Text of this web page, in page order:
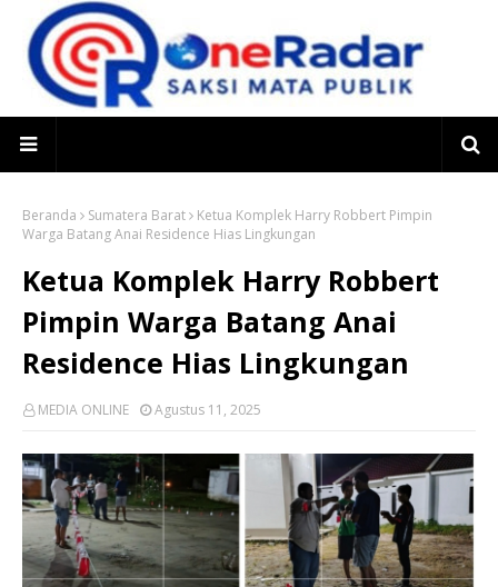
Beranda Sumatera Barat
Ketua Komplek Harry Robbert Pimpin
Warga Batang Anai Residence Hias Lingkungan
Ketua Komplek Harry Robbert
Pimpin Warga Batang Anai
Residence Hias Lingkungan
MEDIA ONLINE Agustus 11, 2025